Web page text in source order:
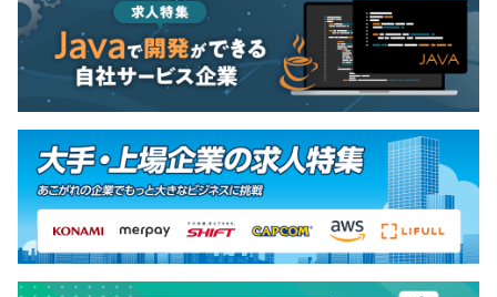
MacBook Pro
※Windows 貸与相談可
プロジェクトごとに選択、オブジェクト指向、アジャイ
ル、スクラム、ペアプロ、チケット駆動開発、プロトタイ
ピング、コーディング規約あり、グローバルチーム（多国
籍メンバー）
無期雇用
3ヶ月